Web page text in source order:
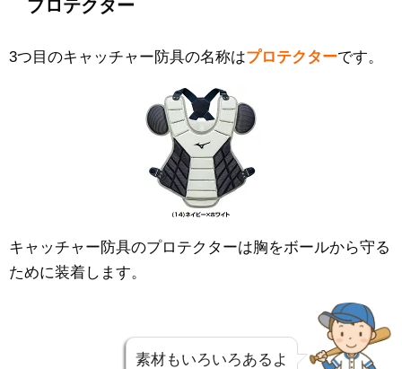
プロテクター
3つ目のキャッチャー防具の名称はプロテクターです。
キャッチャー防具のプロテクターは胸をボールから守る
ために装着します。
素材もいろいろあるよ